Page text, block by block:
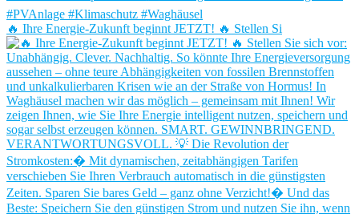
🔥 Ihre Energie-Zukunft beginnt JETZT! 🔥 Stellen Si